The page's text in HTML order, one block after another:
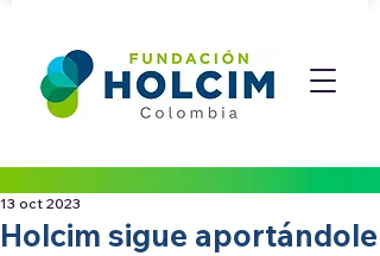
Holcim sigue aportándole
13 oct 2023